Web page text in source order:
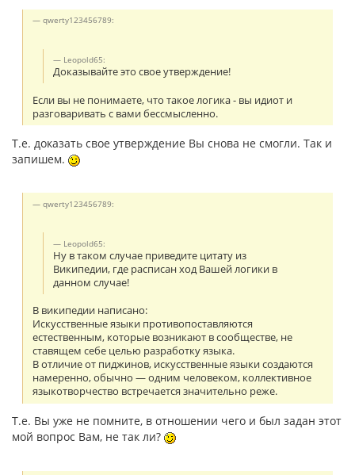
qwerty123456789:
Leopold65:
Доказывайте это свое утверждение!
Если вы не понимаете, что такое логика - вы идиот и
разговаривать с вами бессмысленно.
Т.е. доказать свое утверждение Вы снова не смогли. Так и
запишем.
qwerty123456789:
Leopold65:
Ну в таком случае приведите цитату из
Википедии, где расписан ход Вашей логики в
данном случае!
В википедии написано:
Искусственные языки противопоставляются
естественным, которые возникают в сообществе, не
ставящем себе целью разработку языка.
В отличие от пиджинов, искусственные языки создаются
намеренно, обычно — одним человеком, коллективное
языкотворчество встречается значительно реже.
Т.е. Вы уже не помните, в отношении чего и был задан этот
мой вопрос Вам, не так ли?